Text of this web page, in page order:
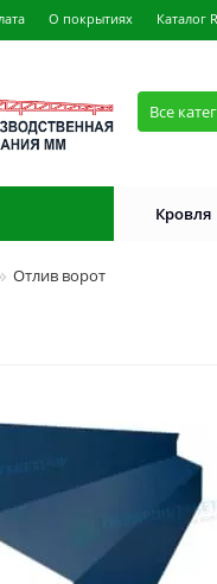
О покрытиях Каталог
Все
Кровля
Отлив ворот